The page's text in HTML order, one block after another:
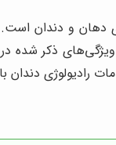
و دندان
ذکر شده در
رادیولوژی